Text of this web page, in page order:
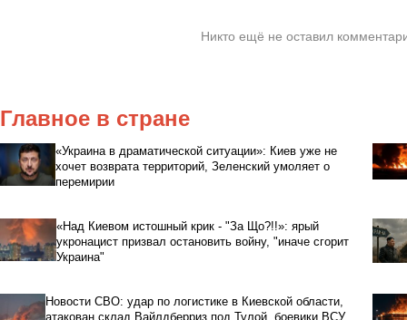
Никто ещё не оставил
Главное в стране
«Украина в драматической ситуации»: Киев уже не
хочет возврата территорий, Зеленский умоляет о
перемирии
«Над Киевом истошный крик - "За Що?!!»: ярый
укронацист призвал остановить войну, "иначе сгорит
Украина"
Новости СВО: удар по логистике в Киевской области,
атакован склад Вайлдберриз под Тулой, боевики ВСУ